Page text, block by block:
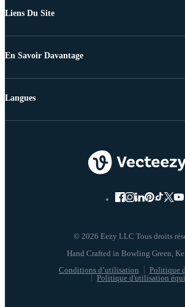
Liens Du Site
En Savoir Davantage
© 2026 Eezy LLC Tous droits
Conditions d’utilisation
Politique
Politique d'utilisation
Langues